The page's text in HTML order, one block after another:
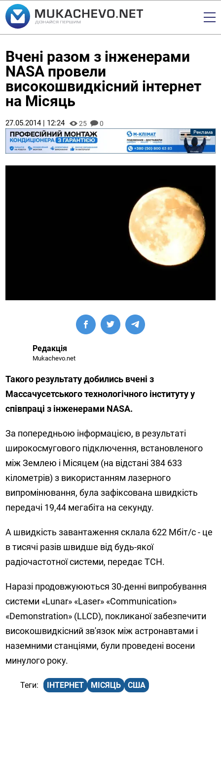
Вчені разом з інженерами
NASA провели
високошвидкісний інтернет
на Місяць
27.05.2014 | 12:24 25 0
Редакція
Mukachevo.net
Такого результату добились вчені з
Массачусетського технологічного інституту у
співпраці з інженерами NASA.
За попередньою інформацією, в результаті
широкосмугового підключення, встановленого
між Землею і Місяцем (на відстані 384 633
кілометрів) з використанням лазерного
випромінювання, була зафіксована швидкість
передачі 19,44 мегабіта на секунду.
А швидкість завантаження склала 622 Мбіт/c - це
в тисячі разів швидше від будь-якої
радіочастотної системи, передає ТСН.
Наразі продовжуюються 30-денні випробування
системи «Lunar» «Laser» «Communication»
«Demonstration» (LLCD), покликаної забезпечити
високошвидкісний зв'язок між астронавтами і
наземними станціями, були проведені восени
минулого року.
ІНТЕРНЕТ МІСЯЦЬ США